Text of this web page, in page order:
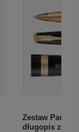
Zestaw Parker
długopis z